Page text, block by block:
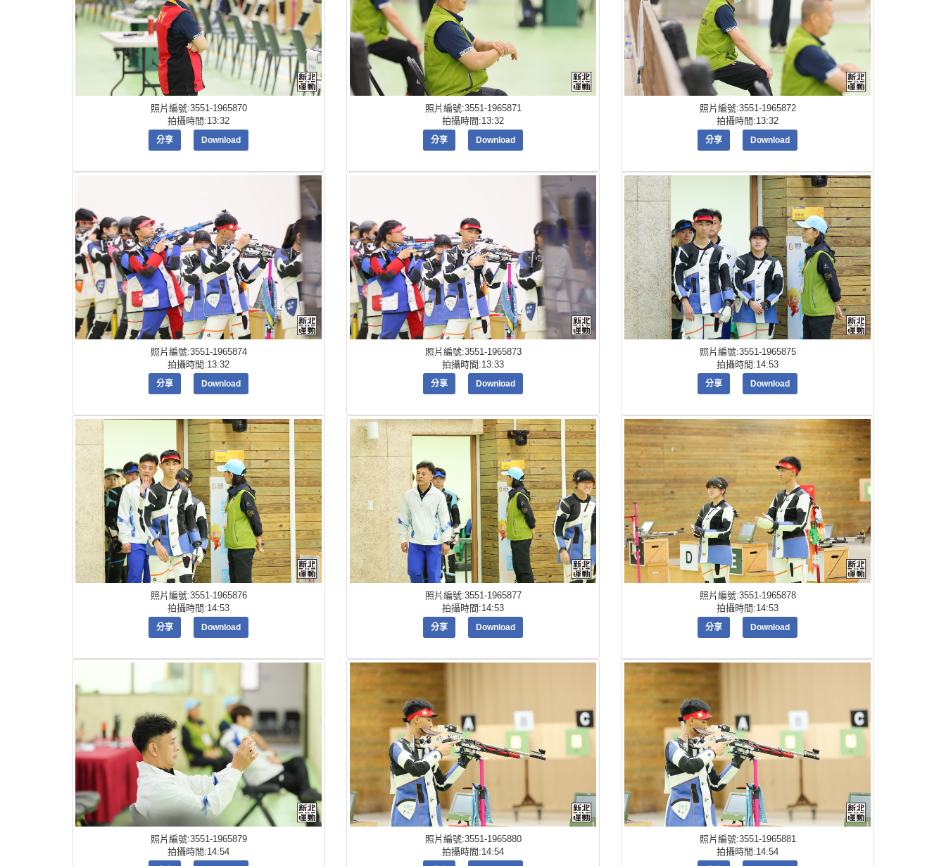
照片編號:3551-1965870
拍攝時間:13:32
分享 Download
照片編號:3551-1965871
拍攝時間:13:32
分享 Download
照片編號:3551-1965872
拍攝時間:13:32
分享 Download
照片編號:3551-1965874
拍攝時間:13:32
分享 Download
照片編號:3551-1965873
拍攝時間:13:33
分享 Download
照片編號:3551-1965875
拍攝時間:14:53
分享 Download
照片編號:3551-1965876
拍攝時間:14:53
分享 Download
照片編號:3551-1965877
拍攝時間:14:53
分享 Download
照片編號:3551-1965878
拍攝時間:14:53
分享 Download
照片編號:3551-1965879
拍攝時間:14:54
照片編號:3551-1965880
拍攝時間:14:54
照片編號:3551-1965881
拍攝時間:14:54